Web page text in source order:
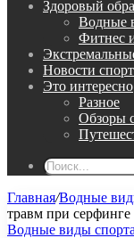
Здоровый
Водные
Фитнес
Новости
Это интересно
Разное
Обзоры
Главная/Водные
травм при серфинге
Водные виды спорта